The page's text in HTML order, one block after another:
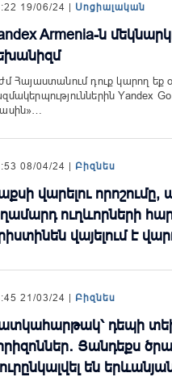
19/06/24 | Սոցիալական
Armenia-ն
Հայաստանում դուք կարող եք
Yandex
08/04/24 | Բիզնես
վարելու
ուղևորների
վայելում է
21/03/24 | Բիզնես
դեպի
Յանդեքս
են